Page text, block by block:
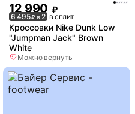
12 990 ₽
6 495₽× 2 в сплит
Кроссовки Nike Dunk Low
"Jumpman Jack" Brown
White
Можно вернуть